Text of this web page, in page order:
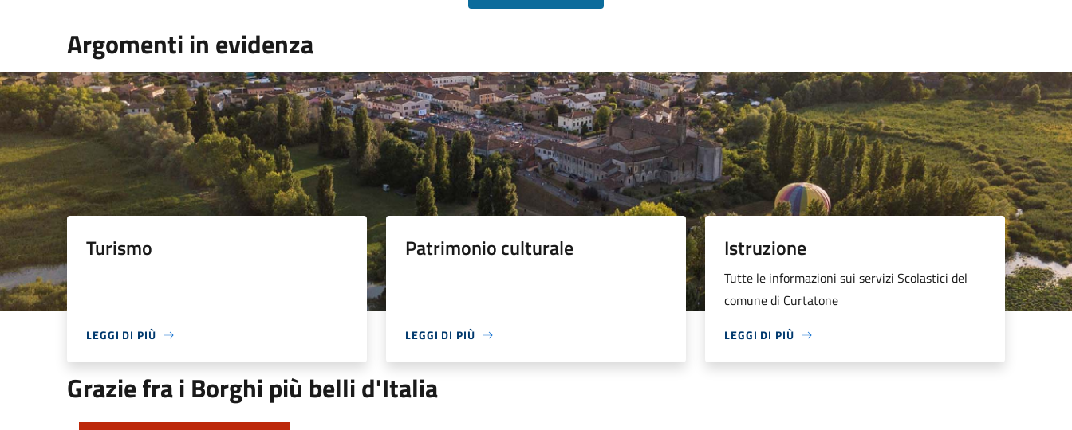
Argomenti in evidenza
Turismo
LEGGI DI PIÙ
Patrimonio culturale
LEGGI DI PIÙ
Istruzione
Tutte le informazioni sui servizi Scolastici del
comune di Curtatone
LEGGI DI PIÙ
Grazie fra i Borghi più belli d'Italia